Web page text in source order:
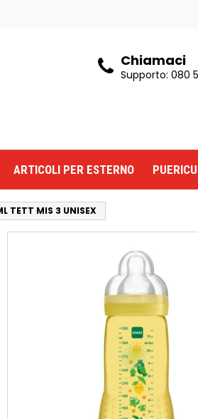
Chiamaci
Supporto:080
ARTICOLI PER ESTERNO
TETT MIS 3 UNISEX